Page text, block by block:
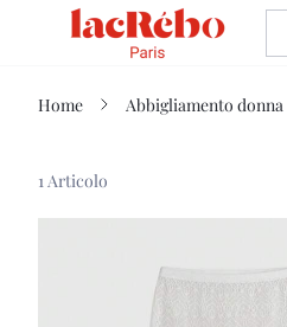
Home Abbigliamento donna
1 Articolo